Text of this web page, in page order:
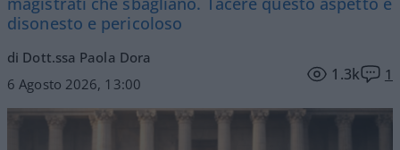
disonesto e pericoloso
di Dott.ssa Paola Dora
6 Agosto 2026, 13:00
1.3k 1